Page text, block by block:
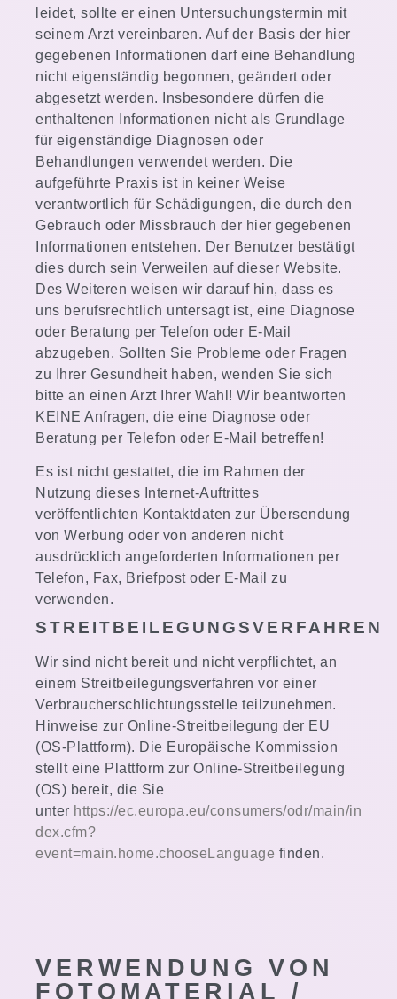
leidet, sollte er einen Untersuchungstermin mit
seinem Arzt vereinbaren. Auf der Basis der hier
gegebenen Informationen darf eine Behandlung
nicht eigenständig begonnen, geändert oder
abgesetzt werden. Insbesondere dürfen die
enthaltenen Informationen nicht als Grundlage
für eigenständige Diagnosen oder
Behandlungen verwendet werden. Die
aufgeführte Praxis ist in keiner Weise
verantwortlich für Schädigungen, die durch den
Gebrauch oder Missbrauch der hier gegebenen
Informationen entstehen. Der Benutzer bestätigt
dies durch sein Verweilen auf dieser Website.
Des Weiteren weisen wir darauf hin, dass es
uns berufsrechtlich untersagt ist, eine Diagnose
oder Beratung per Telefon oder E-Mail
abzugeben. Sollten Sie Probleme oder Fragen
zu Ihrer Gesundheit haben, wenden Sie sich
bitte an einen Arzt Ihrer Wahl! Wir beantworten
KEINE Anfragen, die eine Diagnose oder
Beratung per Telefon oder E-Mail betreffen!
Es ist nicht gestattet, die im Rahmen der
Nutzung dieses Internet-Auftrittes
veröffentlichten Kontaktdaten zur Übersendung
von Werbung oder von anderen nicht
ausdrücklich angeforderten Informationen per
Telefon, Fax, Briefpost oder E-Mail zu
verwenden.
STREITBEILEGUNGSVERFAHREN
Wir sind nicht bereit und nicht verpflichtet, an
einem Streitbeilegungsverfahren vor einer
Verbraucherschlichtungsstelle teilzunehmen.
Hinweise zur Online-Streitbeilegung der EU
(OS-Plattform). Die Europäische Kommission
stellt eine Plattform zur Online-Streitbeilegung
(OS) bereit, die Sie
unter https://ec.europa.eu/consumers/odr/main/in
dex.cfm?
event=main.home.chooseLanguage finden.
VERWENDUNG VON
FOTOMATERIAL /